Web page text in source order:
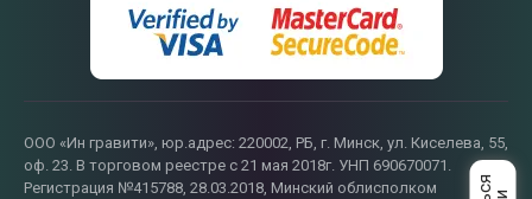
ООО «Ин гравити», юр.адрес: 220002, РБ, г. Минск, ул. Киселева, 55,
оф. 23. В торговом реестре с 21 мая 2018г. УНП 690670071.
Регистрация №415788, 28.03.2018, Минский облисполком